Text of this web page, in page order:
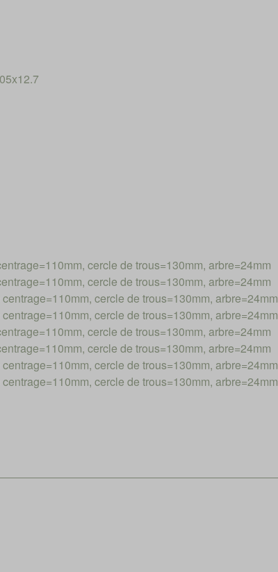
cercle de trous=130mm, arbre=24mm
cercle de trous=130mm, arbre=24mm
cercle de trous=130mm, arbre=24mm
cercle de trous=130mm, arbre=24mm
cercle de trous=130mm, arbre=24mm
cercle de trous=130mm, arbre=24mm
cercle de trous=130mm, arbre=24mm
cercle de trous=130mm, arbre=24mm